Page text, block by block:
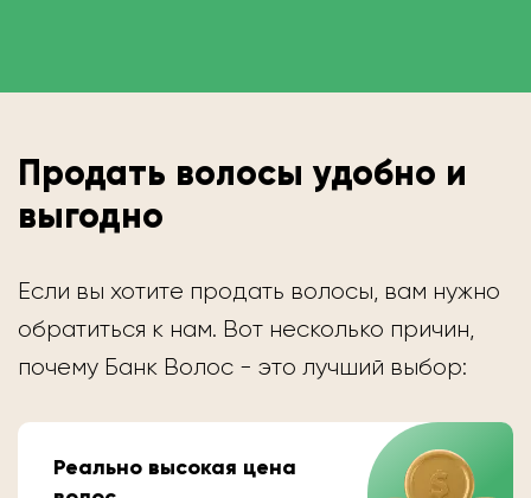
Продать волосы удобно и
выгодно
Если вы хотите продать волосы, вам нужно
обратиться к нам. Вот несколько причин,
почему Банк Волос - это лучший выбор:
Реально высокая цена